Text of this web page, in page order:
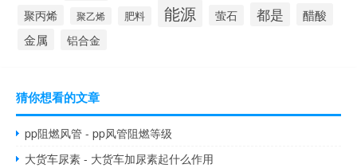
聚丙烯 聚乙烯 肥料 能源 萤石 都是 醋酸
金属 铝合金
猜你想看的文章
pp阻燃风管 - pp风管阻燃等级
大货车尿素 - 大货车加尿素起什么作用